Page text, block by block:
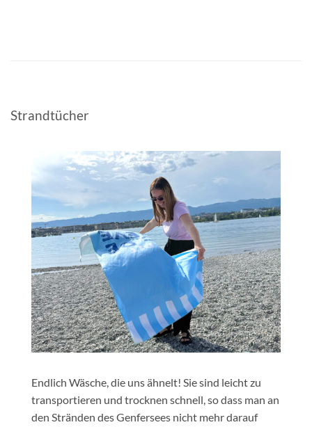
Strandtücher
Endlich Wäsche, die uns ähnelt! Sie sind leicht zu
transportieren und trocknen schnell, so dass man an
den Stränden des Genfersees nicht mehr darauf